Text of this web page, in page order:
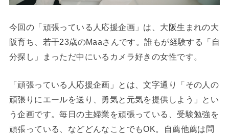
今回の「頑張っている人応援企画」は、大阪生まれの大
阪育ち、若干23歳のMaaさんです。誰もが経験する「自
分探し」まっただ中にいるカメラ好きの女性です。
「頑張っている人応援企画」とは、文字通り「その人の
頑張りにエールを送り、勇気と元気を提供しよう」とい
う企画です。毎日の主婦業を頑張っている、受験勉強を
頑張っている、などどんなことでもOK。自薦他薦は問